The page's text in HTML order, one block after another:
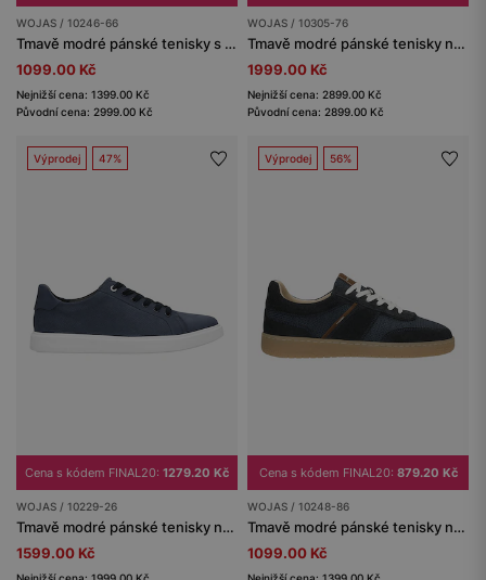
WOJAS / 10246-66
Tmavě modré pánské tenisky s koženkovou vložkou z lícové kůže
1099.00 Kč
Nejnižší cena: 1399.00 Kč
Původní cena: 2999.00 Kč
WOJAS / 10305-76
Tmavě modré pánské tenisky na ploché podrážce
1999.00 Kč
Nejnižší cena: 2899.00 Kč
Původní cena: 2899.00 Kč
Výprodej 47%
Cena s kódem FINAL20: 1279.20 Kč
WOJAS / 10229-26
Tmavě modré pánské tenisky na bílé podrážce
1599.00 Kč
Nejnižší cena: 1999.00 Kč
Výprodej 56%
Cena s kódem FINAL20: 879.20 Kč
WOJAS / 10248-86
Tmavě modré pánské tenisky na šněrování
1099.00 Kč
Nejnižší cena: 1399.00 Kč